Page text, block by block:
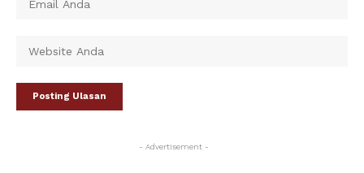
- Advertisement -